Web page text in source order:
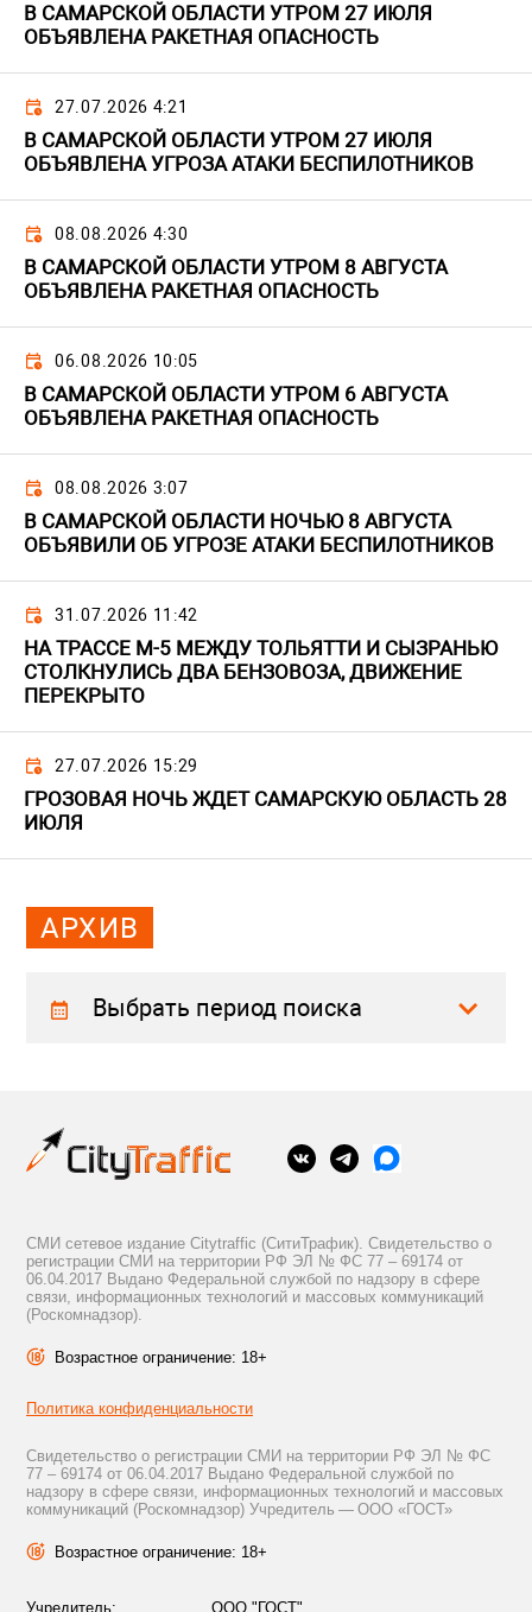
В САМАРСКОЙ ОБЛАСТИ УТРОМ 27 ИЮЛЯ
ОБЪЯВЛЕНА РАКЕТНАЯ ОПАСНОСТЬ
27.07.2026 4:21
В САМАРСКОЙ ОБЛАСТИ УТРОМ 27 ИЮЛЯ
ОБЪЯВЛЕНА УГРОЗА АТАКИ БЕСПИЛОТНИКОВ
08.08.2026 4:30
В САМАРСКОЙ ОБЛАСТИ УТРОМ 8 АВГУСТА
ОБЪЯВЛЕНА РАКЕТНАЯ ОПАСНОСТЬ
06.08.2026 10:05
В САМАРСКОЙ ОБЛАСТИ УТРОМ 6 АВГУСТА
ОБЪЯВЛЕНА РАКЕТНАЯ ОПАСНОСТЬ
08.08.2026 3:07
В САМАРСКОЙ ОБЛАСТИ НОЧЬЮ 8 АВГУСТА
ОБЪЯВИЛИ ОБ УГРОЗЕ АТАКИ БЕСПИЛОТНИКОВ
31.07.2026 11:42
НА ТРАССЕ М-5 МЕЖДУ ТОЛЬЯТТИ И СЫЗРАНЬЮ
СТОЛКНУЛИСЬ ДВА БЕНЗОВОЗА, ДВИЖЕНИЕ
ПЕРЕКРЫТО
27.07.2026 15:29
ГРОЗОВАЯ НОЧЬ ЖДЕТ САМАРСКУЮ ОБЛАСТЬ 28
ИЮЛЯ
АРХИВ
Выбрать период поиска
СМИ сетевое издание Citytraffic (СитиТрафик). Свидетельство о
регистрации СМИ на территории РФ ЭЛ № ФС 77 – 69174 от
06.04.2017 Выдано Федеральной службой по надзору в сфере
связи, информационных технологий и массовых коммуникаций
(Роскомнадзор).
Возрастное ограничение: 18+
Политика конфиденциальности
Свидетельство о регистрации СМИ на территории РФ ЭЛ № ФС
77 – 69174 от 06.04.2017 Выдано Федеральной службой по
надзору в сфере связи, информационных технологий и массовых
коммуникаций (Роскомнадзор) Учредитель — ООО «ГОСТ»
Возрастное ограничение: 18+
Учредитель: ООО "ГОСТ"